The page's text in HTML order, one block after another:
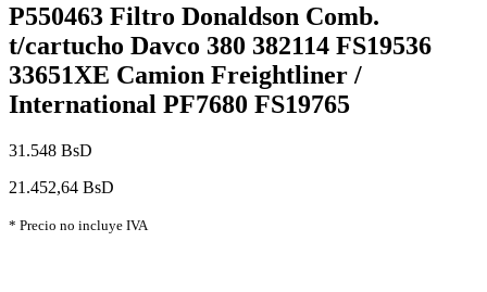
P550463 Filtro Donaldson Comb.
t/cartucho Davco 380 382114 FS19536
33651XE Camion Freightliner /
International PF7680 FS19765
31.548 BsD
21.452,64 BsD
* Precio no incluye IVA